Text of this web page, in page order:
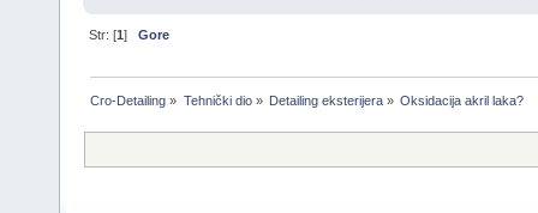
Str: [1]Gore
Cro-Detailing » Tehnički dio» Detailing eksterijera» Oksidacija akril laka?